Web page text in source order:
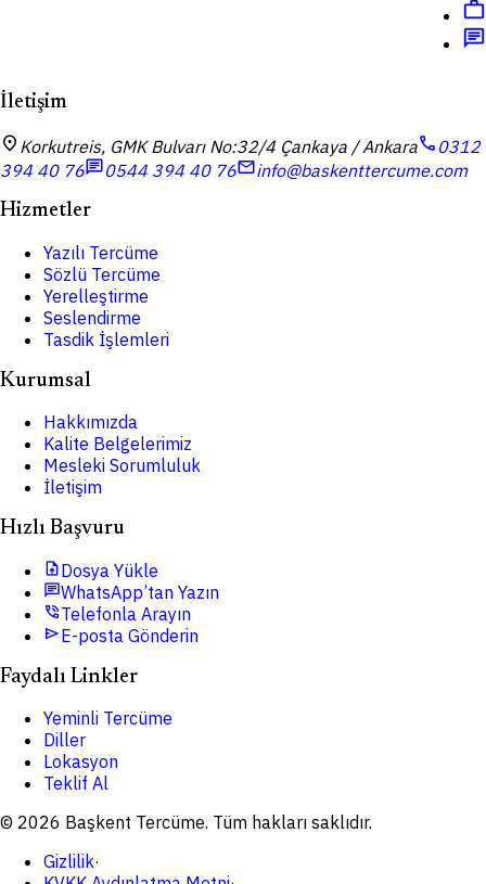
work
chat
İletişim
location_on Korkutreis, GMK Bulvarı No:32/4 Çankaya / Ankaracall 0312
394 40 76chat0544 394 40 76mailinfo@baskenttercume.com
Hizmetler
Yazılı Tercüme
Sözlü Tercüme
Yerelleştirme
Seslendirme
Tasdik İşlemleri
Kurumsal
Hakkımızda
Kalite Belgelerimiz
Mesleki Sorumluluk
İletişim
Hızlı Başvuru
upload_fileDosya Yükle
chatWhatsApp’tan Yazın
phone_in_talkTelefonla Arayın
sendE-posta Gönderin
Faydalı Linkler
Yeminli Tercüme
Diller
Lokasyon
Teklif Al
© 2026 Başkent Tercüme. Tüm hakları saklıdır.
Gizlilik·